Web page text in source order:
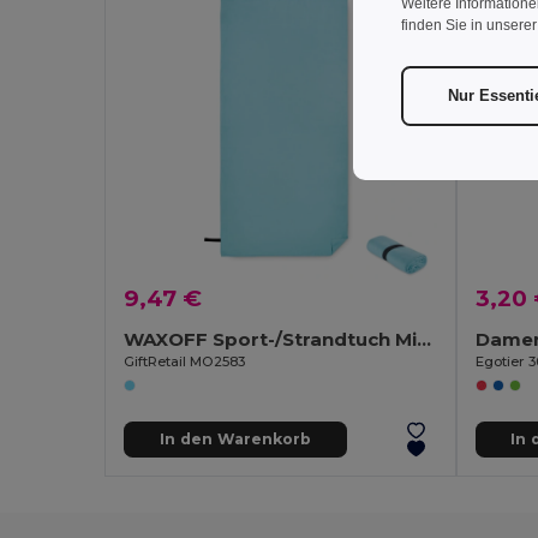
9,47 €
WAXOFF Sport-/Strandtuch Mikrofaser
GiftRetail MO2583
In den Warenkorb
3,20
Egotier
In
Weitere
finden Sie in unserer
Nur